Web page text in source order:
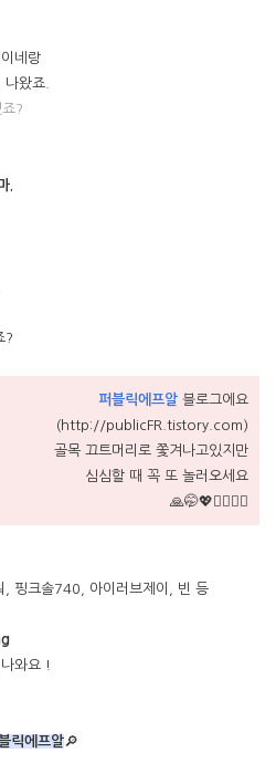
네랑
왔죠.
?
.
?
퍼블릭에프알 블로그에요
(http://publicFR.tistory.com)
골목 끄트머리로 쫓겨나고있지만
심심할 때 꼭 또 놀러오세요
🙏🤭💖🙋‍♀️🙋‍♂️
, 핑크솔740, 아이러브제이, 빈 등
와요 !
릭에프알🔎